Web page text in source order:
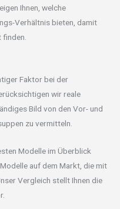
Ihnen, welche
Verhältnis bieten, damit
finden.
Faktor bei der
wir reale
Bild von den Vor- und
zu vermitteln.
Modelle im Überblick
auf dem Markt, die mit
Vergleich stellt Ihnen die